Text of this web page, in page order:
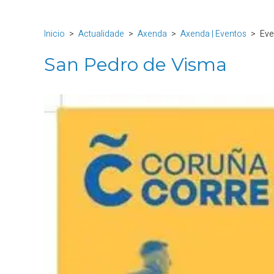
Inicio Actualidade Axenda Axenda | Eventos
San Pedro de Visma